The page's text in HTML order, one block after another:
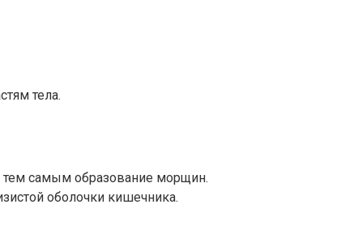
тела.
тем самым образование морщин.
оболочки кишечника.